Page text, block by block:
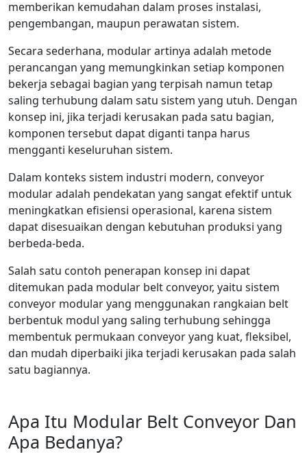
memberikan kemudahan dalam proses instalasi,
pengembangan, maupun perawatan sistem.
Secara sederhana, modular artinya adalah metode
perancangan yang memungkinkan setiap komponen
bekerja sebagai bagian yang terpisah namun tetap
saling terhubung dalam satu sistem yang utuh. Dengan
konsep ini, jika terjadi kerusakan pada satu bagian,
komponen tersebut dapat diganti tanpa harus
mengganti keseluruhan sistem.
Dalam konteks sistem industri modern, conveyor
modular adalah pendekatan yang sangat efektif untuk
meningkatkan efisiensi operasional, karena sistem
dapat disesuaikan dengan kebutuhan produksi yang
berbeda-beda.
Salah satu contoh penerapan konsep ini dapat
ditemukan pada modular belt conveyor, yaitu sistem
conveyor modular yang menggunakan rangkaian belt
berbentuk modul yang saling terhubung sehingga
membentuk permukaan conveyor yang kuat, fleksibel,
dan mudah diperbaiki jika terjadi kerusakan pada salah
satu bagiannya.
Apa Itu Modular Belt Conveyor Dan
Apa Bedanya?